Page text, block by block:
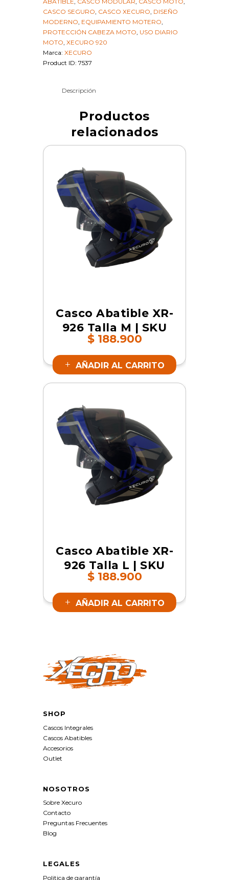
cantidad
CASCO SEGURO, CASCO XECURO, DISEÑO
MODERNO, EQUIPAMIENTO MOTERO,
PROTECCIÓN CABEZA MOTO, USO DIARIO
MOTO, XECURO 920
Marca: XECURO
Product ID: 7537
Descripción
Productos
relacionados
Casco Abatible XR-
926 Talla M | SKU
17800
$188.900
AÑADIR AL CARRITO
Casco Abatible XR-
926 Talla L | SKU
17801
$188.900
AÑADIR AL CARRITO
SHOP
Cascos Integrales
Cascos Abatibles
Accesorios
Outlet
NOSOTROS
Sobre Xecuro
Contacto
Preguntas Frecuentes
Blog
LEGALES
Politica de garantía